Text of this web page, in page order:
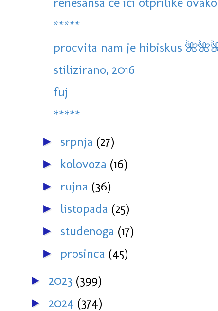
*****
procvita nam je hibiskus
stilizirano, 2016
fuj
*****
► srpnja (27)
► kolovoza (16)
► rujna (36)
► listopada (25)
► studenoga (17)
► prosinca (45)
► 2023 (399)
► 2024 (374)